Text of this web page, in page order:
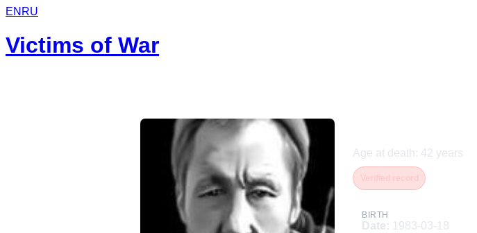
EN RU
Victims of War
Age at death : 42 years
BIRTH
Date: 1983-03-18